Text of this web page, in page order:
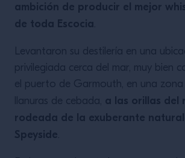
ambición de producir el mejor
de toda Escocia.
Levantaron su destilería en una
privilegiada cerca del mar, muy bien
el puerto de Garmouth, en una
llanuras de cebada, a las orillas del
rodeada de la exuberante
Speyside.